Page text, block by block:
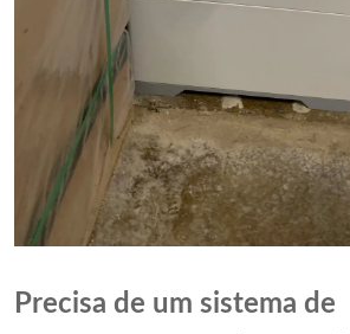
Precisa de um sistema de